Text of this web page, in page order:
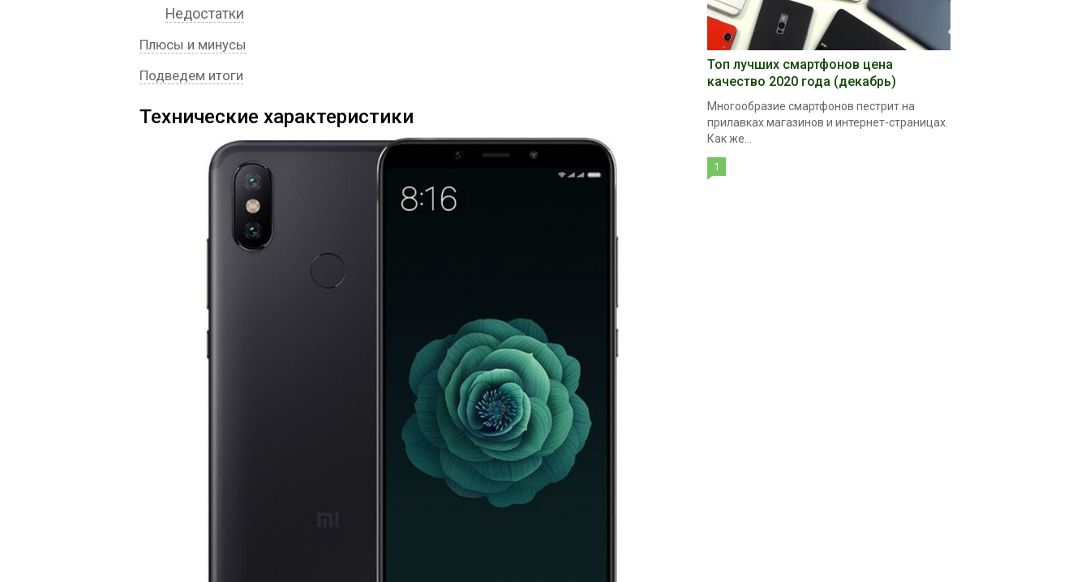
Недостатки
Плюсы и минусы
Подведем итоги
Технические характеристики
Топ лучших смартфонов цена
качество 2020 года (декабрь)
Многообразие смартфонов пестрит на
прилавках магазинов и интернет-страницах.
Как же...
1